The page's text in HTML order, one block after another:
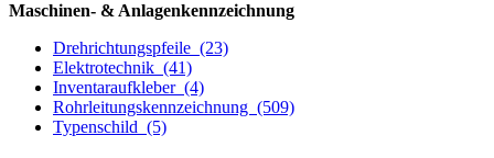
Maschinen- & Anlagenkennzeichnung
Drehrichtungspfeile (23)
Elektrotechnik (41)
Inventaraufkleber (4)
Rohrleitungskennzeichnung (509)
Typenschild (5)